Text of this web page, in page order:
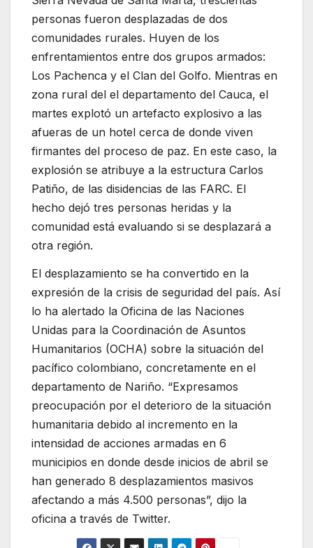
personas fueron desplazadas de dos
comunidades rurales. Huyen de los
enfrentamientos entre dos grupos armados:
Los Pachenca y el Clan del Golfo. Mientras en
zona rural del el departamento del Cauca, el
martes explotó un artefacto explosivo a las
afueras de un hotel cerca de donde viven
firmantes del proceso de paz. En este caso, la
explosión se atribuye a la estructura Carlos
Patiño, de las disidencias de las FARC. El
hecho dejó tres personas heridas y la
comunidad está evaluando si se desplazará a
otra región.
El desplazamiento se ha convertido en la
expresión de la crisis de seguridad del país. Así
lo ha alertado la Oficina de las Naciones
Unidas para la Coordinación de Asuntos
Humanitarios (OCHA) sobre la situación del
pacífico colombiano, concretamente en el
departamento de Nariño. “Expresamos
preocupación por el deterioro de la situación
humanitaria debido al incremento en la
intensidad de acciones armadas en 6
municipios en donde desde inicios de abril se
han generado 8 desplazamientos masivos
afectando a más 4.500 personas”, dijo la
oficina a través de Twitter.